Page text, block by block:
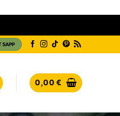
0,00€